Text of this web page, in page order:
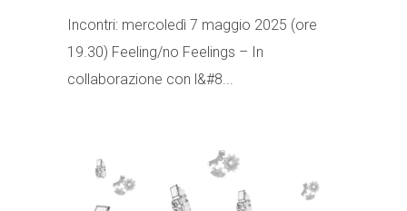
Incontri: mercoledì 7 maggio 2025 (ore
19.30) Feeling/no Feelings – In
collaborazione con l&#8...